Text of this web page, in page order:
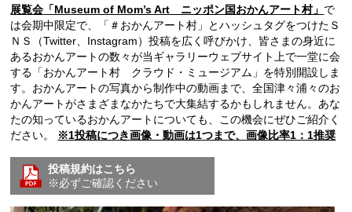
展覧会 「Museum of Mom’s Art ニッポン国おかんアート村」 で
は会期中限定で、「＃おかんアート村」とハッシュタグをつけたＳ
ＮＳ（Twitter、Instagram）投稿を広く呼びかけ、皆さまの身近に
あるおかんアートの数々が当ギャラリーウェブサイト上で一堂に会
する「おかんアート村 クラウド・ミュージアム」を特別開設しま
す。おかんアートの写真から制作中の動画まで、全国津々浦々のお
かんアートがさまざまなかたちで大集結するかもしれません。あな
たの知っているおかんアートについても、この機会にぜひご紹介く
ださい。
※1投稿につき画像・動画は1つまで、画像比率1：1推奨
投稿規約はこちら
※必ずご確認ください